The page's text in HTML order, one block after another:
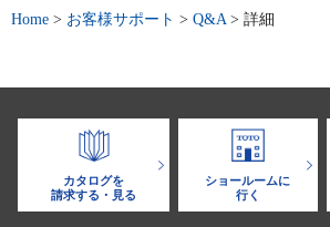
Home > お客様サポート > Q&A > 詳細
カタログを
請求する・見る
ショールームに
行く